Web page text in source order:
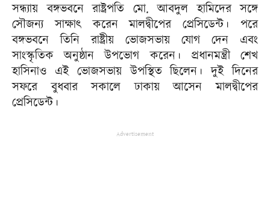
সন্ধ্যায় বঙ্গভবনে রাষ্ট্রপতি মো. আবদুল হামিদের সঙ্গে
সৌজন্য সাক্ষাৎ করেন মালদ্বীপের প্রেসিডেন্ট। পরে
বঙ্গভবনে তিনি রাষ্ট্রীয় ভোজসভায় যোগ দেন এবং
সাংস্কৃতিক অনুষ্ঠান উপভোগ করেন। প্রধানমন্ত্রী শেখ
হাসিনাও এই ভোজসভায় উপস্থিত ছিলেন। দুই দিনের
সফরে বুধবার সকালে ঢাকায় আসেন মালদ্বীপের
প্রেসিডেন্ট।
Advertisement